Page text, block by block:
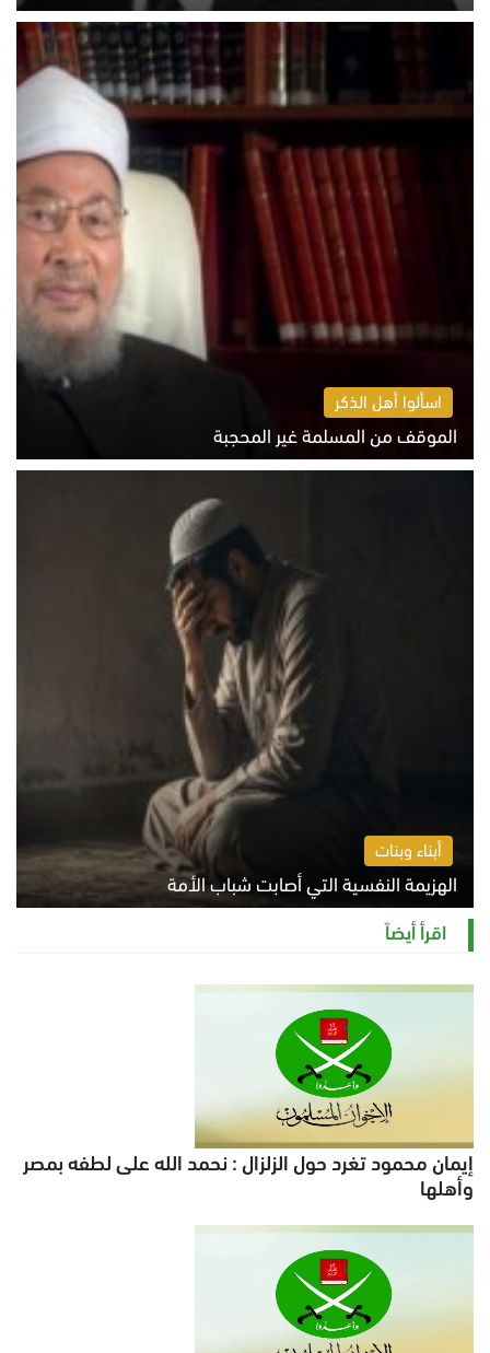
الخميس 6 أغسطس 2026 10:52 ص
اسألوا أهل الذكر
الموقف من المسلمة غير المحجبة
الخميس 6 أغسطس 2026 10:45 ص
أبناء وبنات
الهزيمة النفسية التي أصابت شباب الأمة
الخميس 6 أغسطس 2026 11:12 ص
اقرأ أيضاً
إيمان محمود تغرد حول الزلزال : نحمد الله على لطفه بمصر
وأهلها